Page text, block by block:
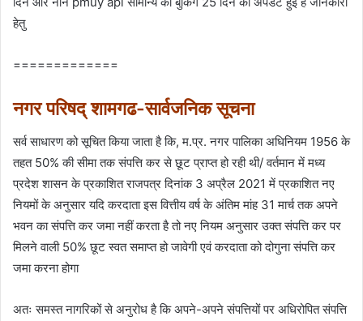
हेतु
=============
नगर परिषद् शामगढ-सार्वजनिक सूचना
सर्व साधारण को सूचित किया जाता है कि, म.प्र. नगर पालिका अधिनियम 1956 के
तहत 50% की सीमा तक संपत्ति कर से छूट प्राप्त हो रही थी/ वर्तमान में मध्य
प्रदेश शासन के प्रकाशित राजपत्र दिनांक 3 अप्रैल 2021 में प्रकाशित नए
नियमों के अनुसार यदि करदाता इस वित्तीय वर्ष के अंतिम मांह 31 मार्च तक अपने
भवन का संपत्ति कर जमा नहीं करता है तो नए नियम अनुसार उक्त संपत्ति कर पर
मिलने वाली 50% छूट स्वत समाप्त हो जावेगी एवं करदाता को दोगुना संपत्ति कर
जमा करना होगा
अतः समस्त नागरिकों से अनुरोध है कि अपने-अपने संपत्तियों पर अधिरोपित संपत्ति